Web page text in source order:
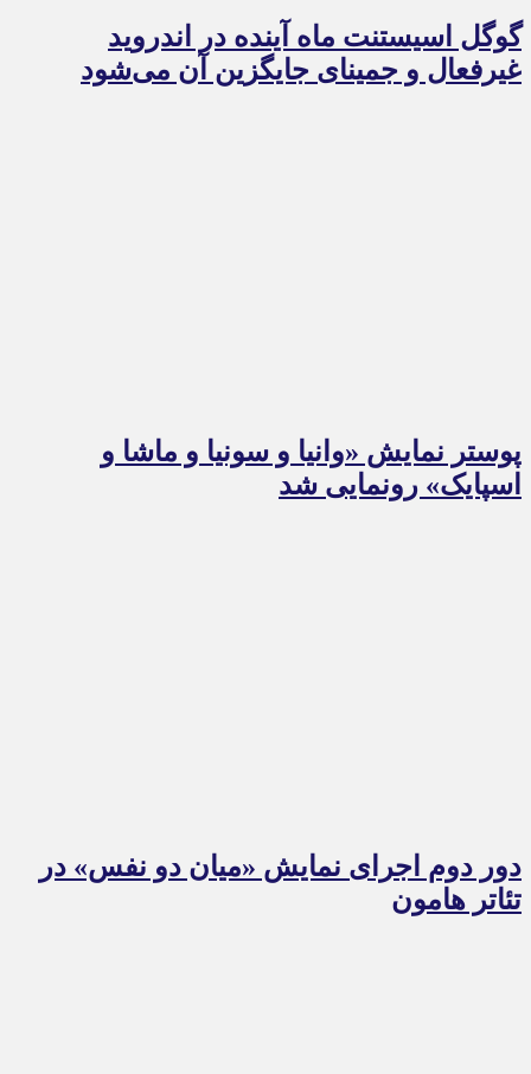
گوگل اسیستنت ماه آینده در اندروید
غیرفعال و جمینای جایگزین آن می‌شود
پوستر نمایش «وانیا و سونیا و ماشا و
اسپایک» رونمایی شد
دور دوم اجرای نمایش «میان دو نفس» در
تئاتر هامون